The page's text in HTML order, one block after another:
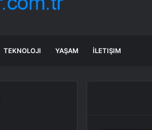
TEKNOLOJI YAŞAM İLETIŞIM